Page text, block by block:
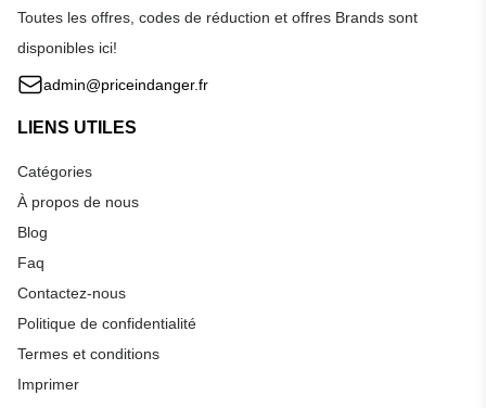
Toutes les offres, codes de réduction et offres Brands sont
disponibles ici!
admin@priceindanger.fr
LIENS UTILES
Catégories
À propos de nous
Blog
Faq
Contactez-nous
Politique de confidentialité
Termes et conditions
Imprimer